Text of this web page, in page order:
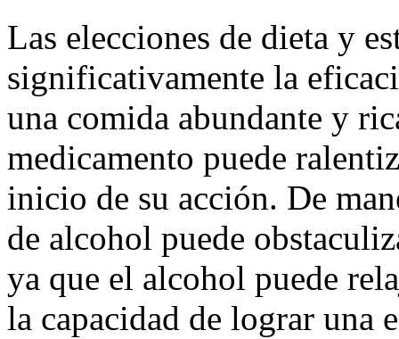
Las elecciones de dieta y
significativamente la
una comida abundante y
medicamento puede
inicio de su acción. De
de alcohol puede
ya que el alcohol puede
la capacidad de lograr una